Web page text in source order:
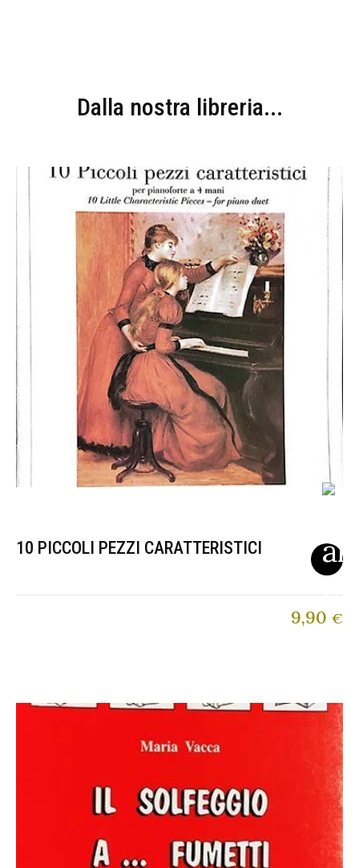
Dalla nostra libreria...
10 PICCOLI PEZZI CARATTERISTICI
9,90 €